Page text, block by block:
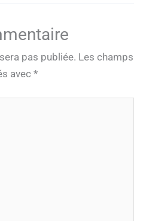
pas publiée. Les champs
avec *